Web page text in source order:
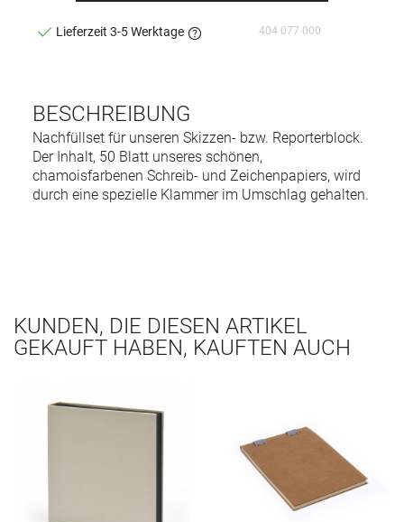
BESCHREIBUNG
Nachfüllset für unseren Skizzen- bzw. Reporterblock.
Der Inhalt, 50 Blatt unseres schönen,
chamoisfarbenen Schreib- und Zeichenpapiers, wird
durch eine spezielle Klammer im Umschlag gehalten.
Lieferzeit 3-5 Werktage 404 077 000
KUNDEN, DIE DIESEN ARTIKEL
GEKAUFT HABEN, KAUFTEN AUCH